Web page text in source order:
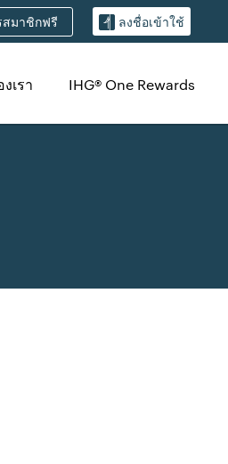
สมาชิกฟรี ลงชื่อเข้าใช้
เรา IHG® One Rewards